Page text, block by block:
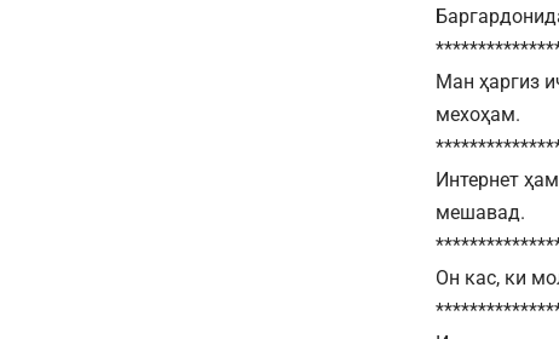
Ман ҳаргиз
мехоҳам.
Интернет
мешавад.
Он кас, ки